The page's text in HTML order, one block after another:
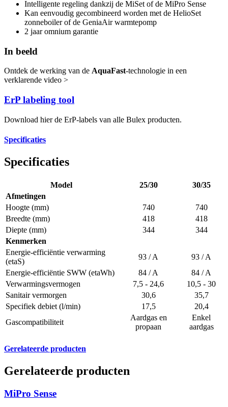
Intelligente regeling dankzij de MiSet of de MiPro Sense
Kan eenvoudig gecombineerd worden met de HelioSet
zonneboiler of de GeniaAir warmtepomp
2 jaar omnium garantie
In beeld
Ontdek de werking van de AquaFast-technologie in een
verklarende video >
ErP labeling tool
Download hier de ErP-labels van alle Bulex producten.
Specificaties
Specificaties
Model 25/30
30/35
Afmetingen
Hoogte (mm)
740
740
Breedte (mm)
418
418
Diepte (mm)
344
344
Kenmerken
Energie-efficiëntie verwarming
(etaS)
93 / A
93 / A
Energie-efficiëntie SWW (etaWh)
84 / A
84 / A
Verwarmingsvermogen
7,5 - 24,6
10,5 - 30
Sanitair vermorgen
30,6
35,7
Specifiek debiet (l/min)
17,5
20,4
Gascompatibiliteit
Aardgas en
propaan
Enkel
aardgas
Gerelateerde producten
Gerelateerde producten
MiPro Sense